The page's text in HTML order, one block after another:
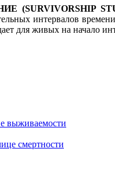
интервалов
для живых на начало
выживаемости
смертности